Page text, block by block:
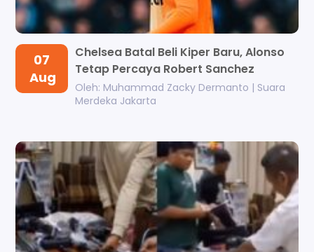
07
Aug
Chelsea Batal Beli Kiper Baru, Alonso
Tetap Percaya Robert Sanchez
Oleh: Muhammad Zacky Dermanto | Suara
Merdeka Jakarta